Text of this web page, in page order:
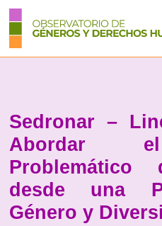
Sedronar –
Abordar
Problemático
desde una
Género y